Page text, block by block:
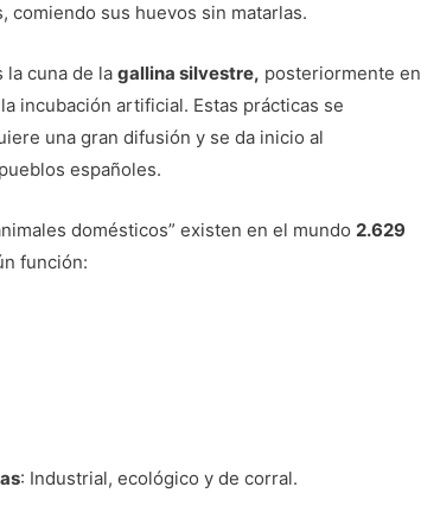
comiendo sus huevos sin matarlas.
la cuna de la gallina silvestre, posteriormente en
incubación artificial. Estas prácticas se
una gran difusión y se da inicio al
españoles.
domésticos” existen en el mundo 2.629
función:
: Industrial, ecológico y de corral.